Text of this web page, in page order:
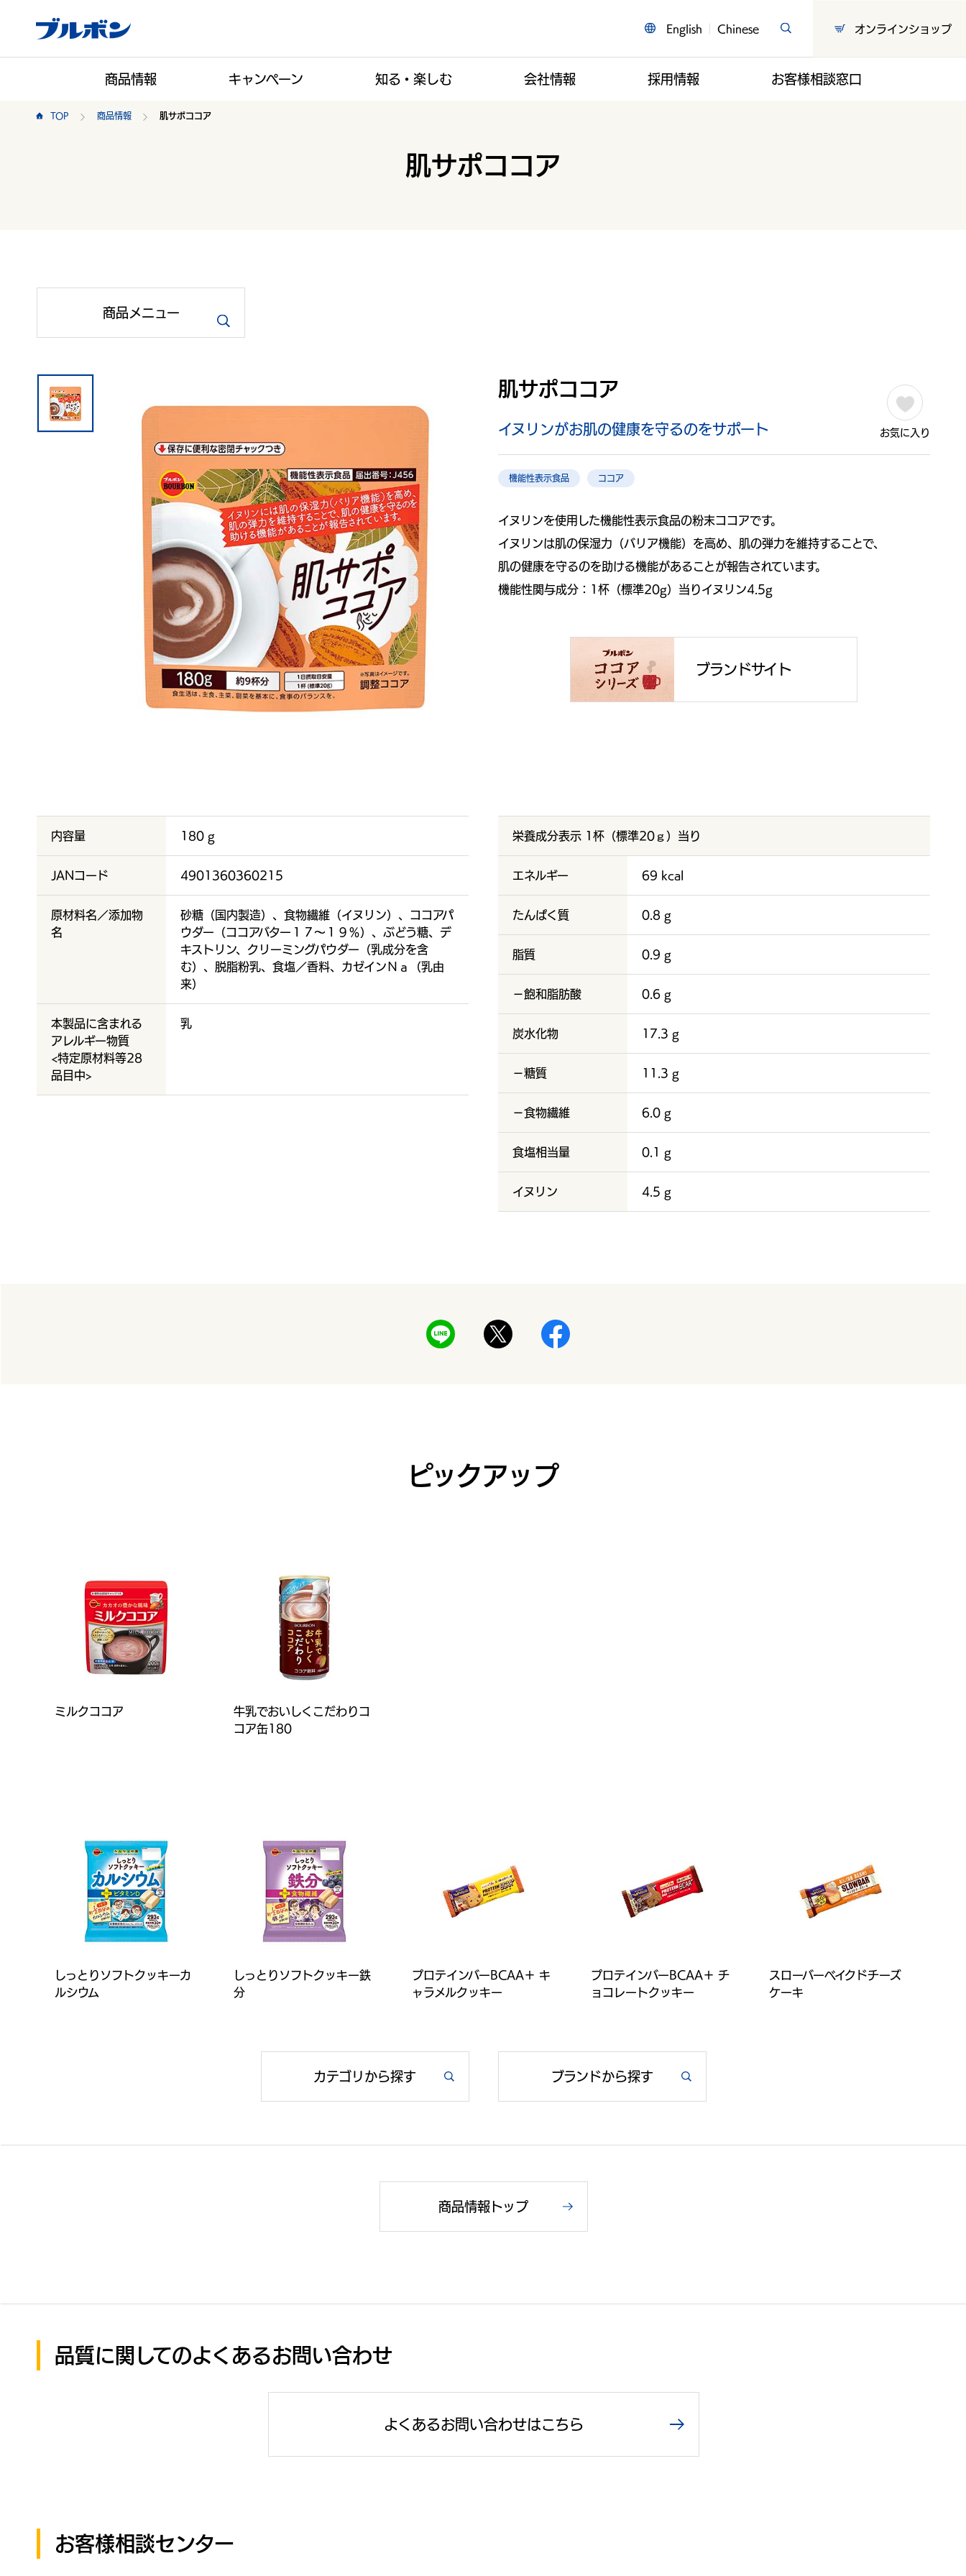
English Chinese オンラインショップ
商品情報 キャンペーン 知る・楽しむ 会社情報 採用情報 お客様相談窓口
TOP 商品情報 肌サポココア
肌サポココア
商品 メニュー
肌サポココア
イヌリンがお肌の健康を守るのをサポート お気に入り
機能性表示食品 ココア
イヌリンを使用した機能性表示食品の粉末ココアです。
イヌリンは肌の保湿力（バリア機能）を高め、肌の弾力を維持することで、
肌の健康を守るのを助ける機能があることが報告されています。
機能性関与成分：1杯（標準20g）当りイヌリン4.5g
ブランドサイト
内容量 180 g
JANコード 4901360360215
原材料名／添加物
名
砂糖（国内製造）、食物繊維（イヌリン）、ココアパ
ウダー（ココアバター１７～１９％）、ぶどう糖、デ
キストリン、クリーミングパウダー（乳成分を含
む）、脱脂粉乳、食塩／香料、カゼインＮａ（乳由
来）
本製品に含まれる
アレルギー物質
<特定原材料等28
品目中>
乳
栄養成分表示 1杯（標準20ｇ）当り
エネルギー 69 kcal
たんぱく質 0.8 g
脂質 0.9 g
－飽和脂肪酸 0.6 g
炭水化物 17.3 g
－糖質 11.3 g
－食物繊維 6.0 g
食塩相当量 0.1 g
イヌリン 4.5 g
ピックアップ
ミルクココア
牛乳でおいしくこだわりコ
コア缶180
しっとりソフトクッキーカ
ルシウム
しっとりソフトクッキー鉄
分
プロテインバーBCAA＋ キ
ャラメルクッキー
プロテインバーBCAA＋ チ
ョコレートクッキー
スローバーベイクドチーズ
ケーキ
カテゴリから探す ブランドから探す
商品情報トップ
品質に関してのよくあるお問い合わせ
よくあるお問い合わせはこちら
お客様相談センター